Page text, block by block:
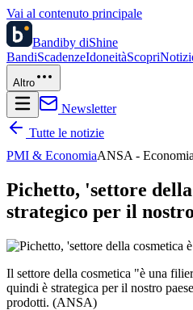
Vai al contenuto principale
Bandiby diShine
BandiScadenzeIdoneitàScopri
Altro
Newsletter
Tutte le notizie
PMI & EconomiaANSA - Economia
Pichetto, 'settore
strategico per il
Il settore della cosmetica "è una
quindi è strategica per il nostro
prodotti. (ANSA)